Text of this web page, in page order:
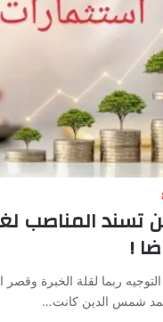
تسند المناصب
!
ربما لقلة الخبرة
شمس الدين كانت…